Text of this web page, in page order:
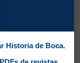
Historia de Boca.